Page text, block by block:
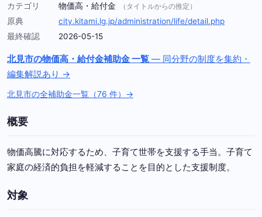
カテゴリ
物価高・給付金 （タイトルからの推定）
原典
city.kitami.lg.jp/administration/life/detail.php
最終確認
2026-05-15
北見市の物価高・給付金補助金 一覧 — 同分野の制度を集約・
編集解説あり →
北見市の全補助金一覧（76 件）→
概要
物価高騰に対応するため、子育て世帯を支援する手当。子育て
家庭の経済的負担を軽減することを目的とした支援制度。
対象